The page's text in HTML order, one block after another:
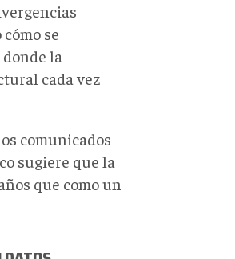
se
la
cada vez
comunicados
sugiere que la
que como un